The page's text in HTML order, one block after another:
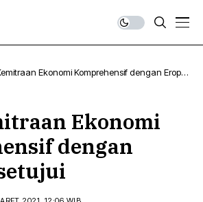
Ekonomi Komprehensif dengan Eropa
Ekonomi
dengan